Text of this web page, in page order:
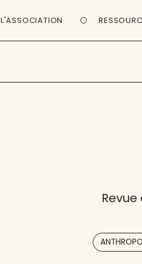
L'ASSOCIATION